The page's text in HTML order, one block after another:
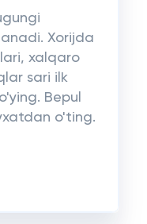
Xorijda
xalqaro
sari ilk
Bepul
o'ting.